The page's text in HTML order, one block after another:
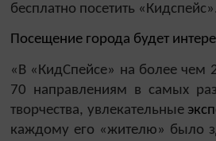
бесплатно посетить «Кидспейс».
Посещение города будет
«В «КидСпейсе» на более чем
70 направлениям в самых
творчества, увлекательные
каждому его «жителю» было